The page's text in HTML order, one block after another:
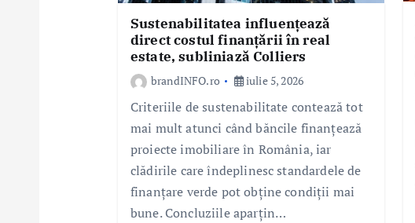
Sustenabilitatea influențează
direct costul finanțării în real
estate, subliniază Colliers
brandINFO.ro iulie 5, 2026
Criteriile de sustenabilitate contează tot
mai mult atunci când băncile finanțează
proiecte imobiliare în România, iar
clădirile care îndeplinesc standardele de
finanțare verde pot obține condiții mai
bune. Concluziile aparțin…